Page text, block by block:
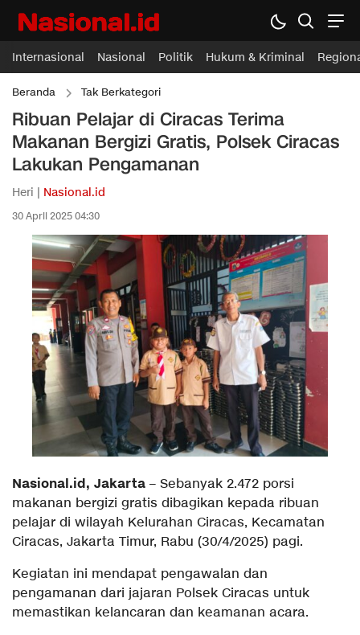
Internasional Nasional Politik Hukum & Kriminal
Beranda Tak Berkategori
Ribuan Pelajar di Ciracas Terima
Makanan Bergizi Gratis, Polsek Ciracas
Lakukan Pengamanan
Heri | Nasional.id
30 April 2025 04:30
Nasional.id, Jakarta – Sebanyak 2.472 porsi
makanan bergizi gratis dibagikan kepada ribuan
pelajar di wilayah Kelurahan Ciracas, Kecamatan
Ciracas, Jakarta Timur, Rabu (30/4/2025) pagi.
Kegiatan ini mendapat pengawalan dan
pengamanan dari jajaran Polsek Ciracas untuk
memastikan kelancaran dan keamanan acara.